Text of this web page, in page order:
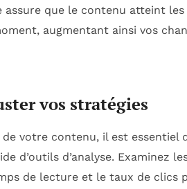
assure que le contenu atteint les
augmentant ainsi vos
vos stratégies
votre contenu, il est essentiel
d’outils d’analyse. Examinez
de lecture et le taux de clics